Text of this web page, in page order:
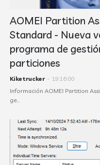
AOMEI Partition
Standard - Nueva
programa de
particiones
Kiketrucker - 19:16:00
Información AOMEI Partition
ge…